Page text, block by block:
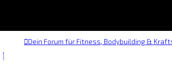
Dein Forum für Fitness, Bodybuilding &